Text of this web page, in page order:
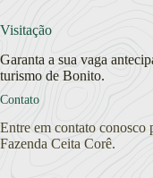
Visitação
Garanta a sua vaga
turismo de Bonito.
Contato
Entre em contato conosco
Fazenda Ceita Corê.